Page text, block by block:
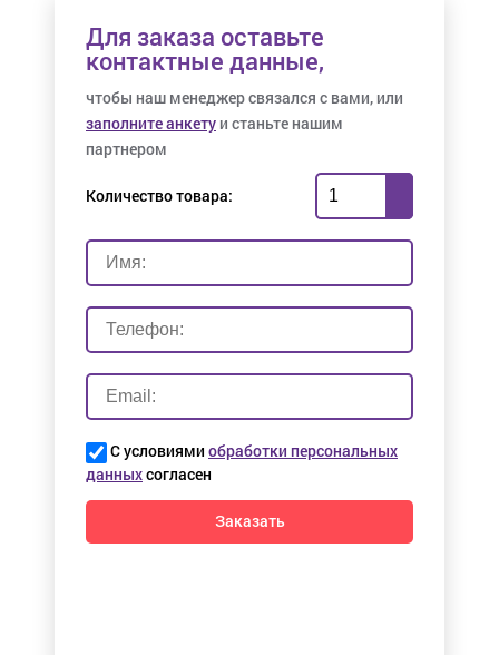
Для заказа оставьте
контактные данные,
чтобы наш менеджер связался с вами, или
заполните анкету и станьте нашим
партнером
Количество товара:
С условиями обработки персональных
данныхсогласен
Заказать